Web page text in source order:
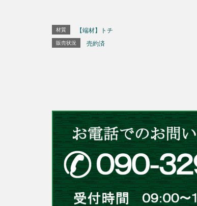
材質 【端材】トチ
販売状況 売約済